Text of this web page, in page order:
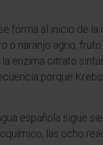
forma al inicio de la
o naranjo agrio,
enzima citrato
porque
española sigue
las ocho